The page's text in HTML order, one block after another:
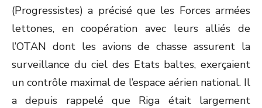
(Progressistes) a précisé que les Forces armées
lettones, en coopération avec leurs alliés de
l’OTAN dont les avions de chasse assurent la
surveillance du ciel des Etats baltes, exerçaient
un contrôle maximal de l’espace aérien national. Il
a depuis rappelé que Riga était largement